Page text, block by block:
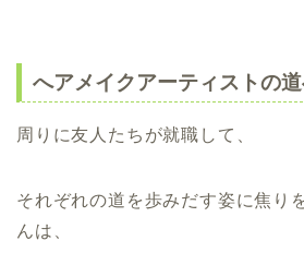
へアメイクアーティストの
周りに友人たちが就職して、
それぞれの道を歩みだす姿に焦り
んは、